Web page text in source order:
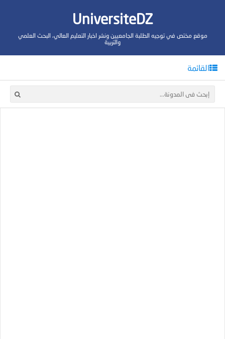
UniversiteDZ
موقع مختص في توجيه الطلبة الجامعيين ونشر اخبار التعليم العالي، البحث العلمي
والتربية
القائمة